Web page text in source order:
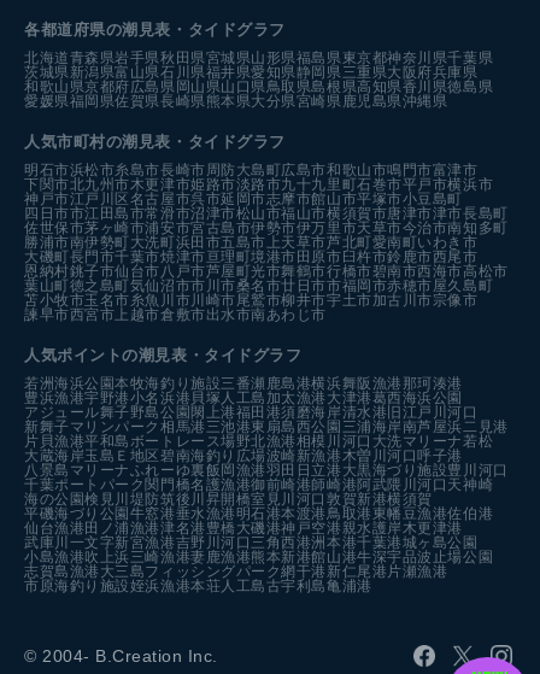
各都道府県の潮見表 ・タイドグラフ
北海道青森県岩手県秋田県宮城県山形県福島県東京都神奈川県千葉県
茨城県新潟県富山県石川県福井県愛知県静岡県三重県大阪府兵庫県
和歌山県京都府広島県 岡山県山口県鳥取県島根県高知県香川県徳島県
愛媛県福岡県佐賀県長崎県熊本県大分県宮崎県鹿児島県沖縄県
人気市町村の潮見表・タイドグラフ
明石市浜松市糸島市長崎市周防大島町広島市和歌山市鳴門市富津市
下関市北九州市木更津市姫路市淡路市九十九里町石巻市平戸市横浜市
神戸市江戸川区 名古屋市呉市延岡市志摩市館山市平塚市小豆島町
四日市市江田島市常滑市沼津市松山市福山市横須賀市唐津市津市長島町
佐世保市茅ヶ崎市浦安市宮古島市伊勢市伊万里市天草市今治市南知多町
勝浦市南伊勢町大洗町浜田市五島市 上天草市芦北町愛南町いわき市
大磯町長門市千葉市焼津市亘理町境港市 田原市 臼杵市鈴鹿市西尾市
恩納村銚子市仙台市八戸市芦屋町光市舞鶴市行橋市碧南市西海市高松市
葉山町徳之島町気仙沼市市川市桑名市廿日市市福岡市赤穂市屋久島町
苫小牧市玉名市糸魚川市川崎市尾鷲市柳井市宇土市加古川市宗像市
諫早市西宮市 上越市倉敷市出水市南あわじ市
人気ポイントの潮見表・タイドグラフ
若洲海浜公園本牧海釣り施設三番瀬 鹿島港横浜舞阪漁港 那珂湊港
豊浜漁港宇野港小名浜港 貝塚人工島 加太漁港 大津港葛西海浜公園
アジュール舞子野島公園 閖上港福田港須磨海岸清水港 旧江戸川河口
新舞子マリンパーク 相馬港 三池港東扇島西公園 三浦海岸南芦屋浜二見港
片貝漁港平和島ボートレース場野北漁港相模川河口 大洗マリーナ若松
大蔵海岸玉島Ｅ地区 碧南海釣り広場波崎新漁港木曽川河口 呼子港
八景島マリーナふれーゆ裏飯岡漁港羽田 日立港 大黒海づり施設豊川河口
千葉ポートパーク 関門橋名護漁港御前崎港師崎港 阿武隈川河口 天神崎
海の公園検見川堤防筑後川昇開橋室見川河口敦賀新港横須賀
平磯海づり公園 牛窓港垂水漁港 明石港本渡港鳥取港 東幡豆漁港佐伯港
仙台漁港 田ノ浦漁港津名港 豊橋 大磯港神戸空港親水護岸木更津港
武庫川一文字新宮漁港吉野川河口 三角西港洲本港千葉港城ヶ島公園
小島漁港吹上浜三崎漁港妻鹿漁港熊本新港館山港牛深宇品波止場公園
志賀島漁港 大三島フィッシングパーク網干港 新仁尾港 片瀬漁港
市原海釣り施設姪浜漁港本荘人工島古宇利島亀浦港
© 2004- B.Creation Inc.